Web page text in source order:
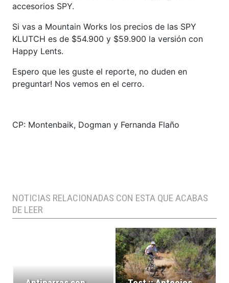
accesorios SPY.
Si vas a Mountain Works los precios de las SPY
KLUTCH es de $54.900 y $59.900 la versión con
Happy Lents.
Espero que les guste el reporte, no duden en
preguntar! Nos vemos en el cerro.
CP: Montenbaik, Dogman y Fernanda Flaño
NOTICIAS RELACIONADAS CON ESTA QUE ACABAS
DE LEER